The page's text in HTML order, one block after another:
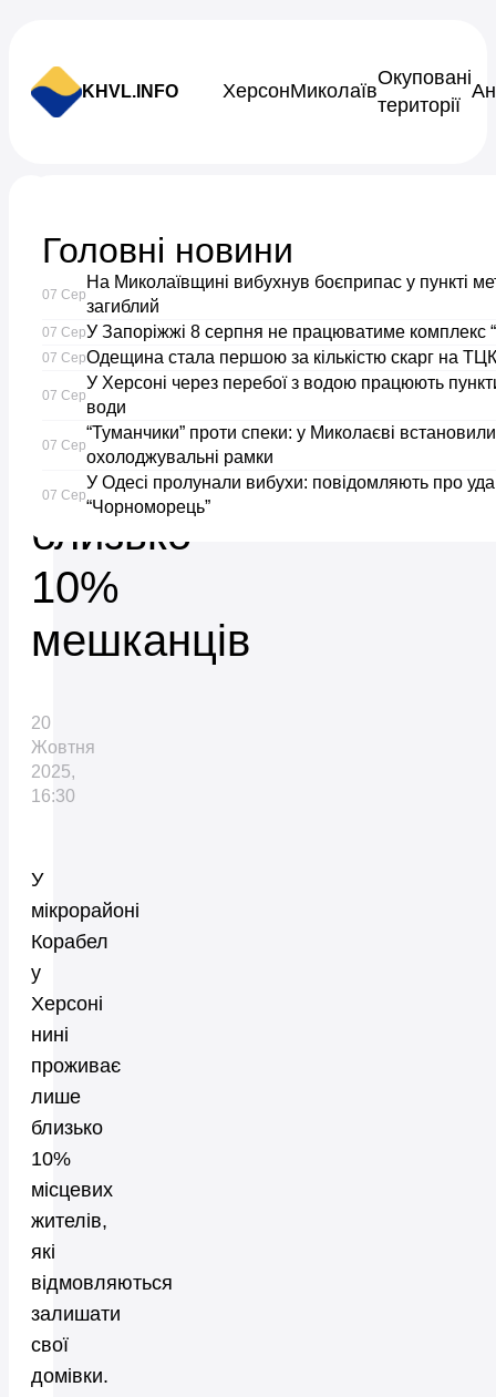
KHVL.INFO ХерсонМиколаїв
Окуповані
території
У
Херсоні
на
Острові
залишилося
близько
10%
мешканців
20
Жовтня
2025,
16:30
У
мікрорайоні
Корабел
у
Херсоні
нині
проживає
лише
близько
10%
місцевих
жителів,
які
відмовляються
залишати
свої
домівки.
Головні новини
07 Сер
На Миколаївщині вибухнув боєприпас у пункті
загиблий
07 СерУ Запоріжжі 8 серпня не працюватиме комплекс
07 СерОдещина стала першою за кількістю скарг на
07 Сер
У Херсоні через перебої з водою працюють
води
07 Сер
“Туманчики” проти спеки: у Миколаєві
охолоджувальні рамки
07 Сер
У Одесі пролунали вибухи: повідомляють про
“Чорноморець”